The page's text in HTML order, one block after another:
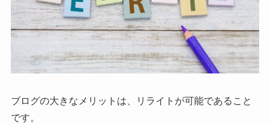
ブログの大きなメリットは、リライトが可能であること
です。